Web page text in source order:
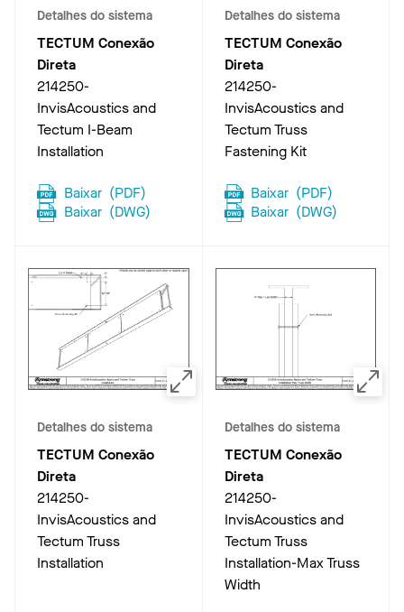
Detalhes do sistema
TECTUM Conexão
Direta
214250-
InvisAcoustics and
Tectum I-Beam
Installation
Baixar (PDF)
Baixar (DWG)
Detalhes do sistema
TECTUM Conexão
Direta
214250-
InvisAcoustics and
Tectum Truss
Fastening Kit
Baixar (PDF)
Baixar (DWG)
Detalhes do sistema
TECTUM Conexão
Direta
214250-
InvisAcoustics and
Tectum Truss
Installation
Detalhes do sistema
TECTUM Conexão
Direta
214250-
InvisAcoustics and
Tectum Truss
Installation-Max Truss
Width